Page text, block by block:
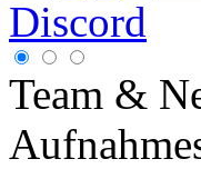
Discord
Team &